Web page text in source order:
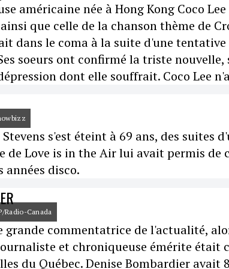
américaine née à Hong Kong Coco
que celle de la chanson thème de
dans le coma à la suite d'une
soeurs ont confirmé la triste
dont elle souffrait. Coco Lee
s'est éteint à 69 ans, des suites
de Love is in the Air lui avait permis de
disco.
Radio-Canada
grande commentatrice de l'actualité,
et chroniqueuse émérite était
du Québec. Denise Bombardier avait